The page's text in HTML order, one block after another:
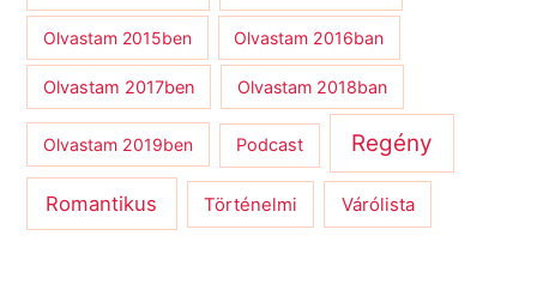
Olvastam 2015ben Olvastam 2016ban
Olvastam 2017ben Olvastam 2018ban
Olvastam 2019ben Podcast Regény
Romantikus Történelmi Várólista